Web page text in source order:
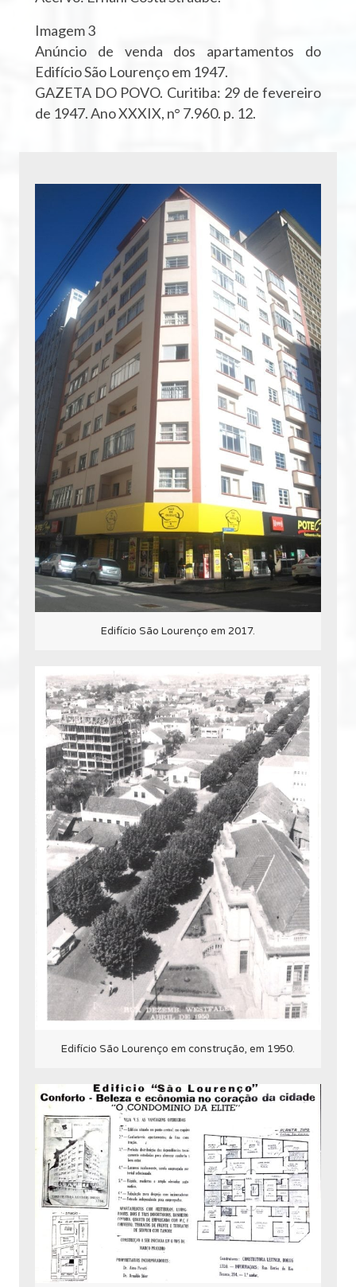
Imagem 3
Anúncio de venda dos apartamentos do
Edifício São Lourenço em 1947.
GAZETA DO POVO. Curitiba: 29 de fevereiro
de 1947. Ano XXXIX, n° 7.960. p. 12.
Edifício São Lourenço em 2017.
Edifício São Lourenço em construção, em 1950.